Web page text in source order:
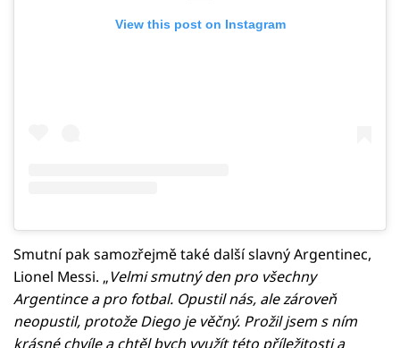
View this post on Instagram
Smutní pak samozřejmě také další slavný Argentinec,
Lionel Messi. „Velmi smutný den pro všechny
Argentince a pro fotbal. Opustil nás, ale zároveň
neopustil, protože Diego je věčný. Prožil jsem s ním
krásné chvíle a chtěl bych využít této příležitosti a